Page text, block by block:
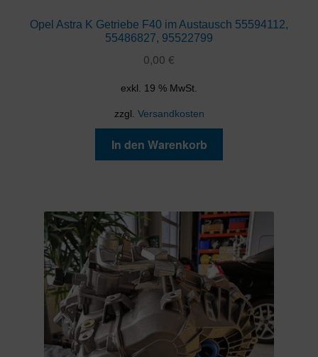
Opel Astra K Getriebe F40 im Austausch 55594112,
55486827, 95522799
0,00 €
exkl. 19 % MwSt.
zzgl. Versandkosten
In den Warenkorb